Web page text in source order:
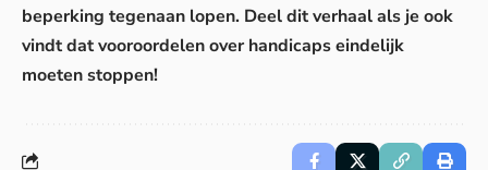
beperking tegenaan lopen. Deel dit verhaal als je ook
vindt dat vooroordelen over handicaps eindelijk
moeten stoppen!